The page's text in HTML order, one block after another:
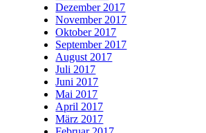
Dezember 2017
November 2017
Oktober 2017
September 2017
August 2017
Juli 2017
Juni 2017
Mai 2017
April 2017
März 2017